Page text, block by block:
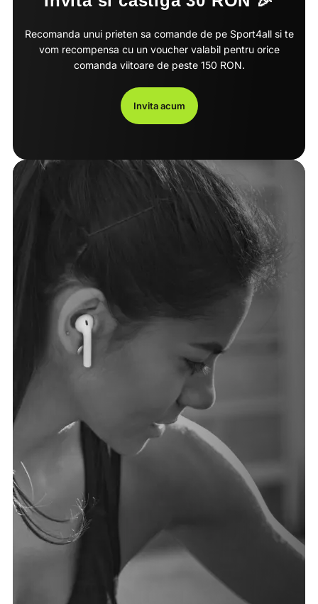
Recomanda unui prieten sa comande de pe Sport4all si te
vom recompensa cu un voucher valabil pentru orice
comanda viitoare de peste 150 RON.
Invita acum